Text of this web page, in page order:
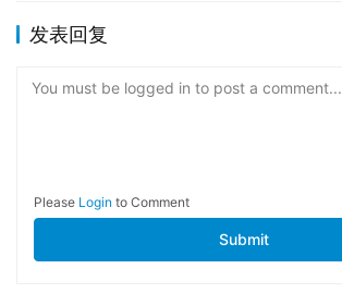
发表回复
You must be logged in to post a comment...
Please Login to Comment
Submit